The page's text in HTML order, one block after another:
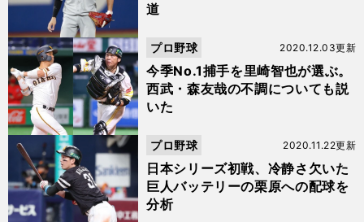
道
今季No.1捕手を里崎智也が選ぶ。
西武・森友哉の不調についても説
いた
2020.12.03更新
プロ野球
日本シリーズ初戦、冷静さ欠いた
巨人バッテリーの栗原への配球を
分析
2020.11.22更新
プロ野球